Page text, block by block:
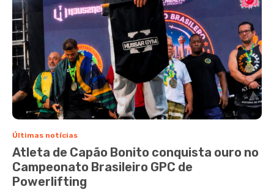
Últimas notícias
Atleta de Capão Bonito conquista ouro no
Campeonato Brasileiro GPC de
Powerlifting